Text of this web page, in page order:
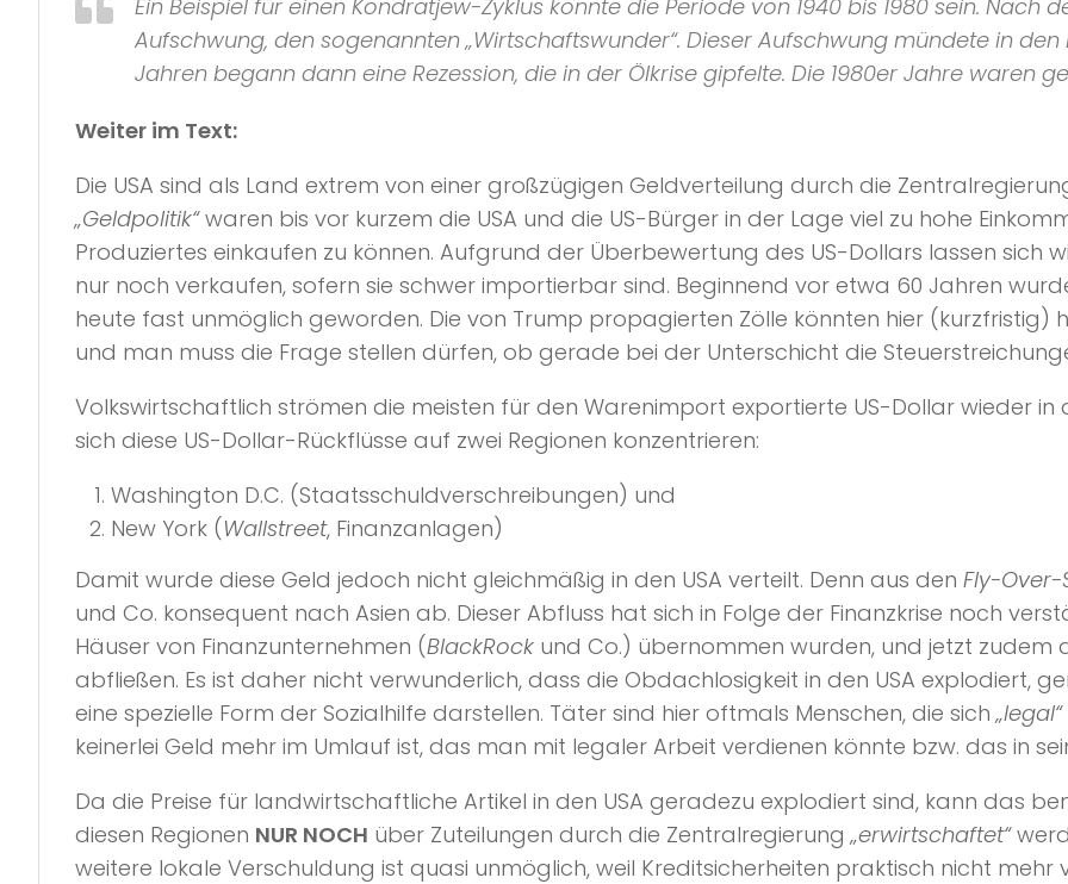
Ein Beispiel für einen Kondratjew-Zyklus könnte die Periode von 1940 bis 1980 sein. Nach
Aufschwung, den sogenannten„Wirtschaftswunder“. Dieser Aufschwung mündete in den
Jahren begann dann eine Rezession, die in der Ölkrise gipfelte. Die 1980er Jahre waren
Weiter im Text:
Die USA sind als Land extrem von einer großzügigen Geldverteilung durch die
„Geldpolitik“waren bis vor kurzem die USA und die US-Bürger in der Lage viel zu hohe
Produziertes einkaufen zu können. Aufgrund der Überbewertung des US-Dollars lassen sich
nur noch verkaufen, sofern sie schwer importierbar sind. Beginnend vor etwa 60 Jahren
heute fast unmöglich geworden. Die von Trump propagierten Zölle könnten hier (kurzfristig)
und man muss die Frage stellen dürfen, ob gerade bei der Unterschicht die
Volkswirtschaftlich strömen die meisten für den Warenimport exportierte US-Dollar wieder in
sich diese US-Dollar-Rückflüsse auf zwei Regionen konzentrieren:
Washington D.C. (Staatsschuldverschreibungen) und
New York (Wallstreet, Finanzanlagen)
Damit wurde diese Geld jedoch nicht gleichmäßig in den USA verteilt. Denn aus den Fly-Over-
und Co. konsequent nach Asien ab. Dieser Abfluss hat sich in Folge der Finanzkrise noch
Häuser von Finanzunternehmen (BlackRock und Co.) übernommen wurden, und jetzt zudem
abfließen. Es ist daher nicht verwunderlich, dass die Obdachlosigkeit in den USA explodiert,
eine spezielle Form der Sozialhilfe darstellen. Täter sind hier oftmals Menschen, die sich „legal“
keinerlei Geld mehr im Umlauf ist, das man mit legaler Arbeit verdienen könnte bzw. das in
Da die Preise für landwirtschaftliche Artikel in den USA geradezu explodiert sind, kann das
diesen Regionen NUR NOCH über Zuteilungen durch die Zentralregierung„erwirtschaftet“
weitere lokale Verschuldung ist quasi unmöglich, weil Kreditsicherheiten praktisch nicht mehr